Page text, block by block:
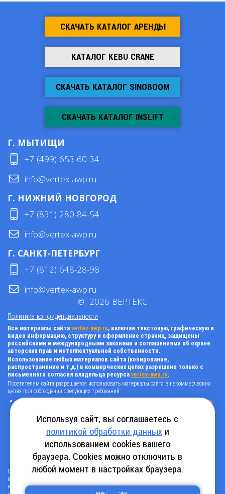
СКАЧАТЬ КАТАЛОГ АРЕНДЫ
КАТАЛОГ KEBU CRANE
СКАЧАТЬ КАТАЛОГ SINOBOOM
СКАЧАТЬ КАТАЛОГ INSLIFT
Г. МЫТИЩИ
+7 (499) 653 60 34
info@vertex-awp.ru
Г. НИЖНИЙ НОВГОРОД
+7 (831) 280-84-54
info@vertex-awp.ru
Г. САНКТ-ПЕТЕРБУРГ
+7 (812) 648-28-98
info@vertex-awp.ru
Политика конфиденциальности
© 2026 ВЕРТЕКС
Все материалы сайта vertex-awp.ru, включая текстовую, графическую и
видео информацию, структуру и оформление страниц, защищены
российскими и международными законами и соглашениями об охране
авторских прав и интеллектуальной собственности.
Использование любых материалов сайта (копирование,
распространение и т.д.) в коммерческих целях разрешено только с
письменного согласия владельца ресурса vertex-awp.ru.
Посетителям сайта разрешается использовать материалы сайта в некоммерческих
целях при соблюдении следующих требований:
поставить прямую активную гиперссылку на оригинал в виде: «источник
vertex-
системами, т.е. запрещено применять «noindex», «nofollow» и любые другие
способы, нельзя использовать редирект в ссылках;
все ссылки, имеющиеся в тексте материала, должны оставаться в неизменном
виде и быть прямыми и активными;
в случае регулярного использования материалов сайтаvertex-awp.ru
активная ссылка на ресурс должна быть размещена на главной странице вашего
сайта (в любом видимом месте).
Посетителям сайта разрешается копировать/скачивать только следующую
информацию: бланки, анкеты, каталоги, промокоды на скидки, адреса офисов,
контактные телефоны и контактную информацию.
Используя сайт, вы соглашаетесь с
политикой обработки данныхи
использованием cookies вашего
браузера. Cookies можно отключить в
любой момент в настройках браузера.